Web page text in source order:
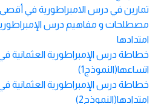
تمارين في درس الامبراطورية في أقصى
مصطلحات و مفاهيم درس
امتدادها
خطاطة درس الإمبراطورية العثمانية
اتساعها(النموذج1)
خطاطة درس الإمبراطورية العثمانية
امتدادها(النموذج2)